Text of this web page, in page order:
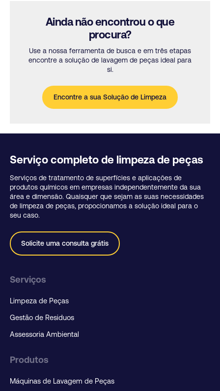
Ainda não encontrou o que
procura?
Use a nossa ferramenta de busca e em três etapas
encontre a solução de lavagem de peças ideal para
si.
Encontre a sua Solução de Limpeza
Serviço completo de limpeza de peças
Serviços de tratamento de superfícies e aplicações de
produtos químicos em empresas independentemente da sua
área e dimensão. Quaisquer que sejam as suas necessidades
de limpeza de peças, propocionamos a solução ideal para o
seu caso.
Solicite uma consulta grátis
Serviços
Limpeza de Peças
Gestão de Residuos
Assessoria Ambiental
Produtos
Máquinas de Lavagem de Peças